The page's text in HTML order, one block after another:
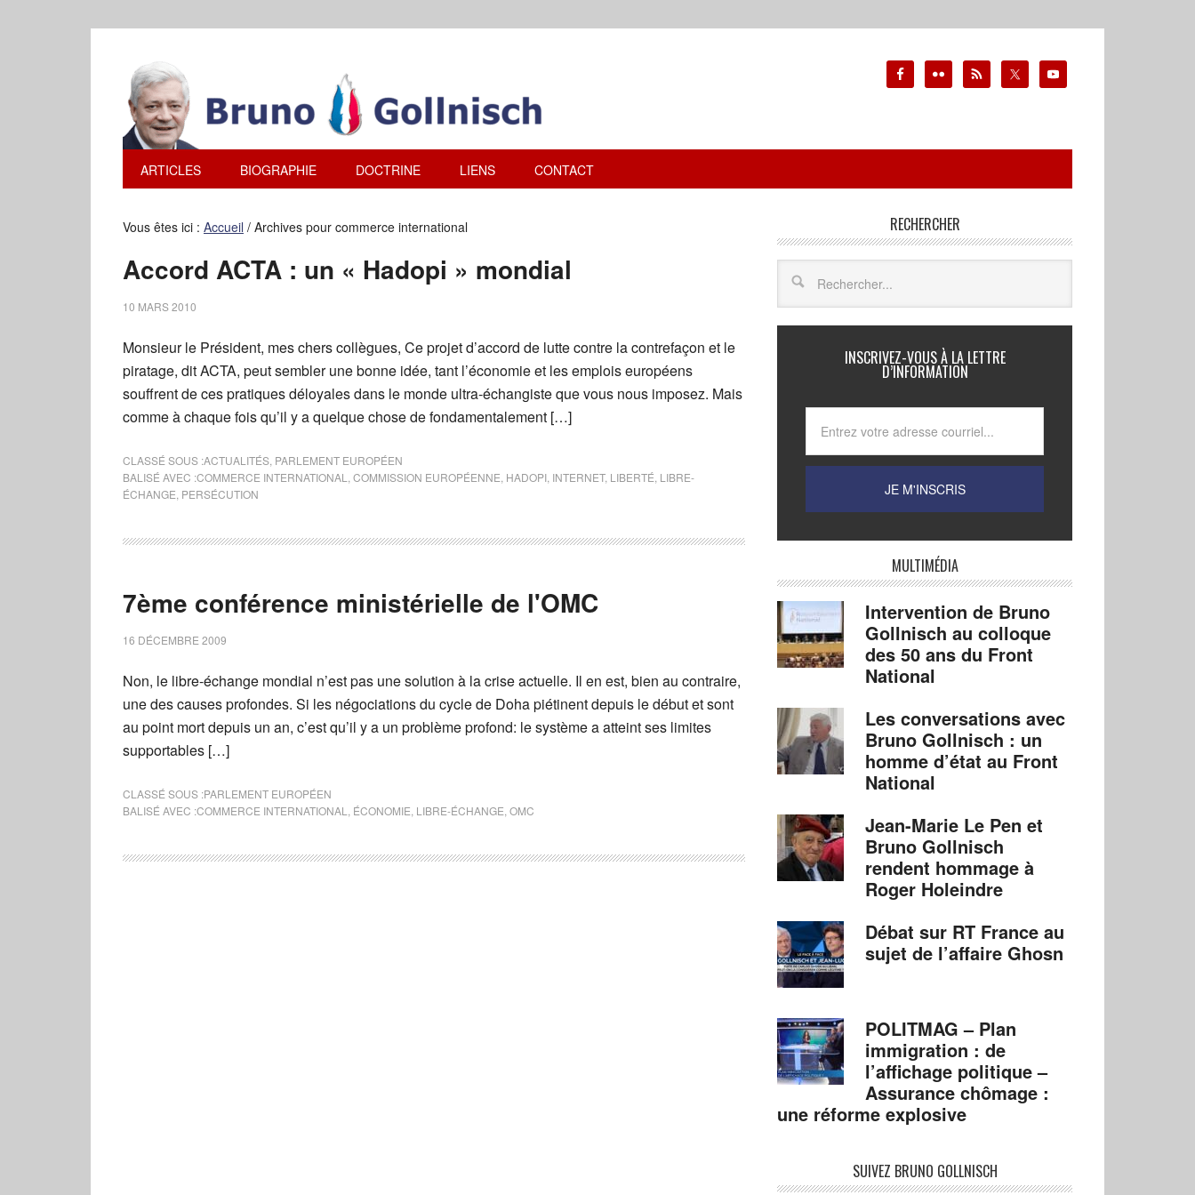
ARTICLES BIOGRAPHIE DOCTRINE LIENS CONTACT
Vous êtes ici : Accueil / Archives pour commerce international
Accord ACTA : un « Hadopi » mondial
10 MARS 2010
Monsieur le Président, mes chers collègues, Ce projet d’accord de lutte contre la contrefaçon et le
piratage, dit ACTA, peut sembler une bonne idée, tant l’économie et les emplois européens
souffrent de ces pratiques déloyales dans le monde ultra-échangiste que vous nous imposez. Mais
comme à chaque fois qu’il y a quelque chose de fondamentalement […]
CLASSÉ SOUS :ACTUALITÉS PARLEMENT EUROPÉEN
BALISÉ AVEC :COMMERCE INTERNATIONAL COMMISSION EUROPÉENNE HADOPI INTERNET, LIBERTÉ LIBRE-
ÉCHANGE PERSÉCUTION
7ème conférence ministérielle de l'OMC
16 DÉCEMBRE 2009
Non, le libre-échange mondial n’est pas une solution à la crise actuelle. Il en est, bien au contraire,
une des causes profondes. Si les négociations du cycle de Doha piétinent depuis le début et sont
au point mort depuis un an, c’est qu’il y a un problème profond: le système a atteint ses limites
supportables […]
CLASSÉ SOUS :PARLEMENT EUROPÉEN
BALISÉ AVEC :COMMERCE INTERNATIONAL ÉCONOMIE LIBRE-ÉCHANGE OMC
RECHERCHER
INSCRIVEZ-VOUS À LA LETTRE
D’INFORMATION
MULTIMÉDIA
Intervention de Bruno
Gollnisch au colloque
des 50 ans du Front
National
Les conversations avec
Bruno Gollnisch : un
homme d’état au Front
National
Jean-Marie Le Pen et
Bruno Gollnisch
rendent hommage à
Roger Holeindre
Débat sur RT France au
sujet de l’affaire Ghosn
POLITMAG – Plan
immigration : de
l’affichage politique –
Assurance chômage :
une réforme explosive
SUIVEZ BRUNO GOLLNISCH